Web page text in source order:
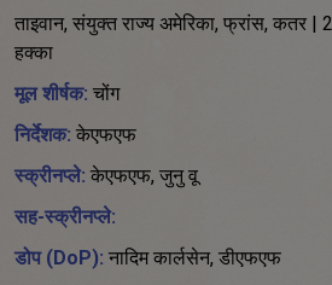
ताइवान, संयुक्त राज्य अमेरिका, फ्रांस, कतर |
हक्का
मूल शीर्षक: चोंग
निर्देशक: केएफएफ
स्क्रीनप्ले: केएफएफ, जुनु वू
सह-स्क्रीनप्ले:
डोप (DoP): नादिम कार्लसेन, डीएफएफ